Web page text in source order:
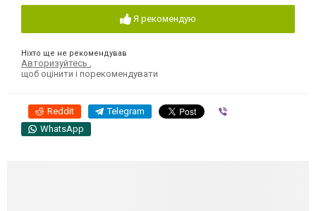
Я рекомендую
Ніхто ще не рекомендував
Авторизуйтесь ,
щоб оцінити і порекомендувати
Reddit Telegram
WhatsApp